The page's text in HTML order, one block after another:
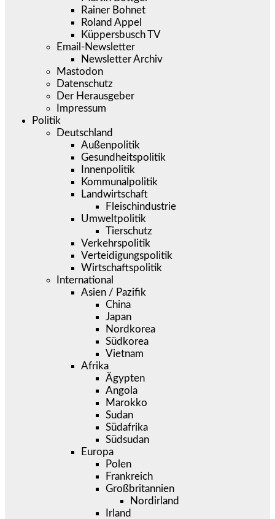
Rainer Bohnet
Roland Appel
Küppersbusch TV
Email-Newsletter
Newsletter Archiv
Mastodon
Datenschutz
Der Herausgeber
Impressum
Politik
Deutschland
Außenpolitik
Gesundheitspolitik
Innenpolitik
Kommunalpolitik
Landwirtschaft
Fleischindustrie
Umweltpolitik
Tierschutz
Verkehrspolitik
Verteidigungspolitik
Wirtschaftspolitik
International
Asien / Pazifik
China
Japan
Nordkorea
Südkorea
Vietnam
Afrika
Ägypten
Angola
Marokko
Sudan
Südafrika
Südsudan
Europa
Polen
Frankreich
Großbritannien
Nordirland
Irland